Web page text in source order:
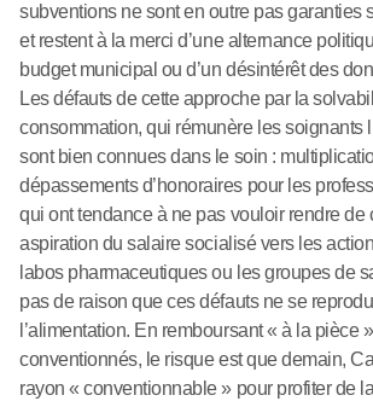
subventions ne sont en outre pas garanties
et restent à la merci d’une alternance
budget municipal ou d’un désintérêt des
Les défauts de cette approche par la
consommation, qui rémunère les soignants
sont bien connues dans le soin :
dépassements d’honoraires pour les
qui ont tendance à ne pas vouloir rendre de
aspiration du salaire socialisé vers les
labos pharmaceutiques ou les groupes de
pas de raison que ces défauts ne se
l’alimentation. En remboursant « à la pièce
conventionnés, le risque est que demain,
rayon « conventionnable » pour profiter de